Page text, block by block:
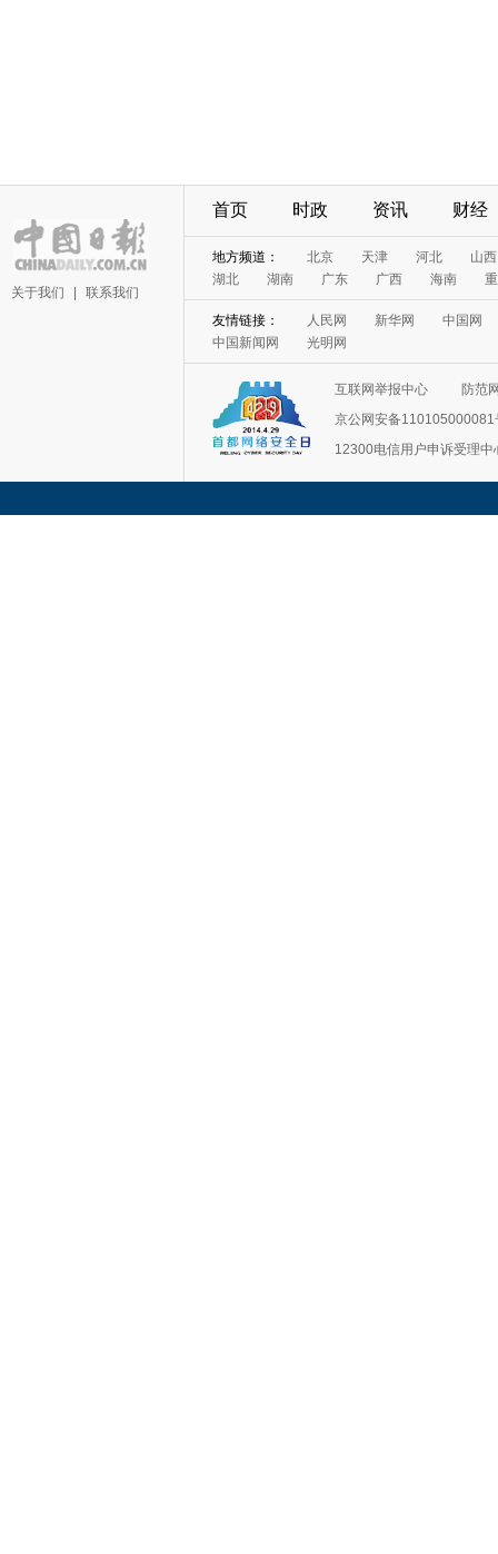
关于我们 联系我们
首页 时政 资讯 财经
地方频道： 北京 天津 河北
山西
湖北
湖南 广东 广西 海南
友情链接： 人民网 新华网
中国网
中国新闻网
光明网
互联网举报中心
防范
京公网安备110105000081
12300电信用户申诉受理中